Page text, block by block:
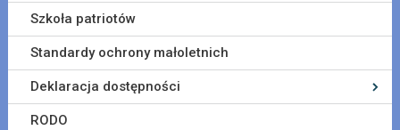
Szkoła patriotów
Standardy ochrony małoletnich
Deklaracja dostępności
RODO